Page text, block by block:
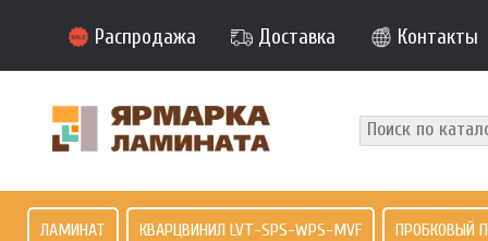
Распродажа Доставка Контакты
ЛАМИНАТ КВАРЦВИНИЛ LVT-SPS-WPS-MVF ПРОБКОВЫЙ